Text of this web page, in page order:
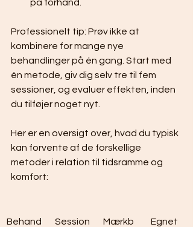
på forhånd.
Professionelt tip: Prøv ikke at
kombinere for mange nye
behandlinger på én gang. Start med
én metode, giv dig selv tre til fem
sessioner, og evaluer effekten, inden
du tilføjer noget nyt.
Her er en oversigt over, hvad du typisk
kan forvente af de forskellige
metoder i relation til tidsramme og
komfort:
Behand
Session
Mærkb
Egnet